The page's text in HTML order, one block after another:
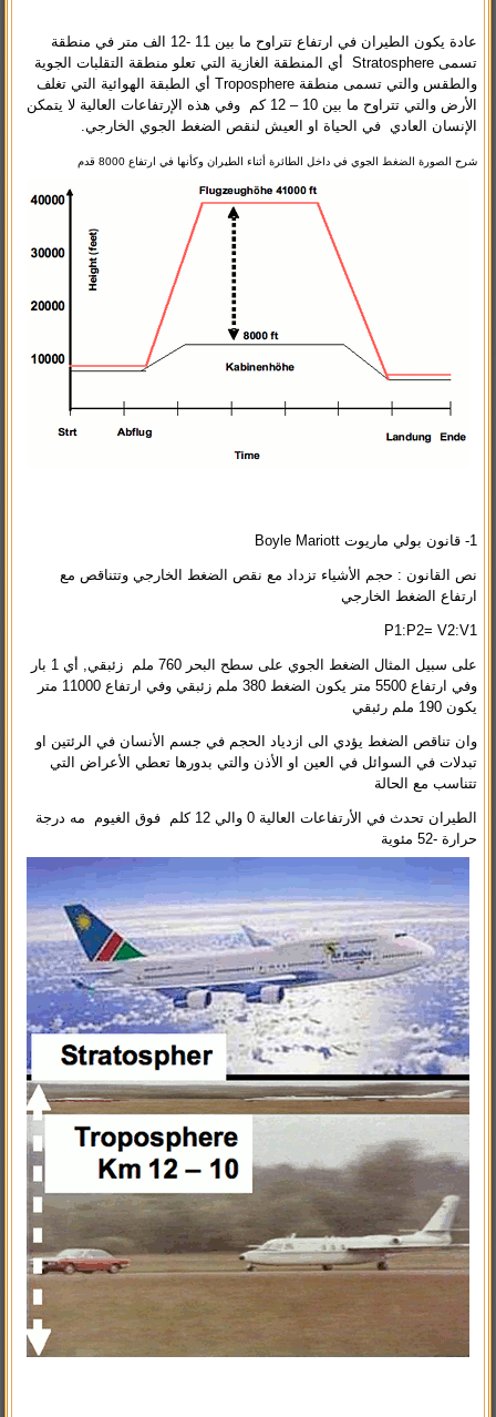
عادة يكون الطيران في ارتفاع تتراوح ما بين 11 -12 الف متر في منطقة
تسمى Stratosphere أي المنطقة الغازية التي تعلو منطقة التقلبات الجوية
والطقس والتي تسمى منطقة Troposphere أي الطبقة الهوائية التي تغلف
الأرض والتي تتراوح ما بين 10 – 12 كم وفي هذه الإرتفاعات العالية لا يتمكن
الإنسان العادي في الحياة او العيش لنقص الضغط الجوي الخارجي.
شرح الصورة الضغط الجوي في داخل الطائرة أثناء الطيران وكأنها في ارتفاع 8000 قدم
1- قانون بولي ماريوت Boyle Mariott
نص القانون : حجم الأشياء تزداد مع نقص الضغط الخارجي وتتناقص مع
ارتفاع الضغط الخارجي
P1:P2= V2:V1
على سبيل المثال الضغط الجوي على سطح البحر 760 ملم زئبقي, أي 1 بار
وفي ارتفاع 5500 متر يكون الضغط 380 ملم زئبقي وفي ارتفاع 11000 متر
يكون 190 ملم رئبقي
وان تناقص الضغط يؤدي الى ازدياد الحجم في جسم الأنسان في الرئتين او
تبدلات في السوائل في العين او الأذن والتي بدورها تعطي الأعراض التي
تتناسب مع الحالة
الطيران تحدث في الأرتفاعات العالية 0 والي 12 كلم فوق الغيوم مه درجة
حرارة -52 مئوية